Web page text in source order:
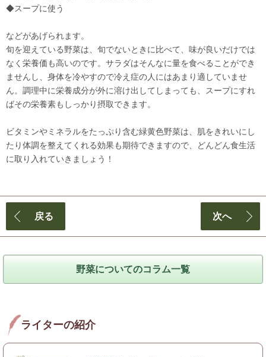
◆スープに使う
などがあげられます。
旬を迎えている野菜は、旬でないときに比べて、味が良いだけでは
なく栄養価も高いのです。サラダはそんなに量を食べることができ
ませんし、身体を冷やすので冷え症の人にはあまり適していませ
ん。調理中に栄養成分が外に溶け出してしまっても、スープにすれ
ばその栄養素もしっかり摂取できます。
ビタミンやミネラルをたっぷり含む緑黄色野菜は、肌をきれいにし
たり体調を整えてくれる効果も期待できますので、どんどん食生活
に取り入れていきましょう！
戻る 次へ
野菜についてのコラム一覧
ライターの紹介